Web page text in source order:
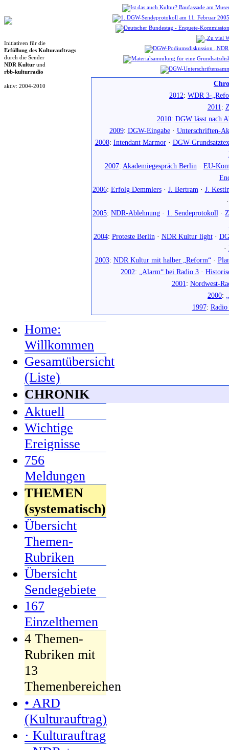
Initiativen für die
Erfüllung des Kulturauftrags
durch die Sender
NDR Kultur und
rbb-kulturradio
aktiv: 2004-2010
2012: WDR 3-
2011:
2010: DGW lässt nach
2009: DGW-Eingabe· Unterschriften-
2008: Intendant Marmor· DGW-
2007: Akademiegespräch Berlin · EU-
2006: Erfolg Demmlers· J. Bertram · J.
2005: NDR-Ablehnung · 1. Sendeprotokoll ·
2004: Proteste Berlin · NDR Kultur light·
·
2003: NDR Kultur mit halber „Reform“·
2002: „Alarm“ bei Radio 3 ·
2001: Nordwest-
2000:
1997:
Home:
Willkommen
Gesamtübersicht
(Liste)
CHRONIK
Aktuell
Wichtige
Ereignisse
756
Meldungen
THEMEN
(systematisch)
Übersicht
Themen-
Rubriken
Übersicht
Sendegebiete
167
Einzelthemen
4 Themen-
Rubriken mit
13
Themenbereichen
• ARD
(Kulturauftrag)
· Kulturauftrag